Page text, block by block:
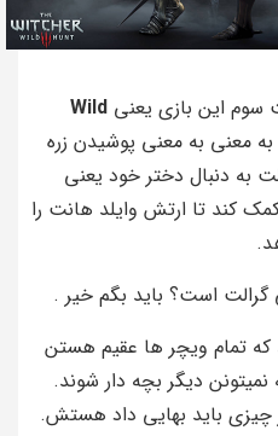
این بازی یعنی Wild
معنی به معنی پوشیدن زره
به دنبال دختر خود یعنی
کند تا ارتش وایلد هانت را
است؟ باید بگم خیر .
که تمام ویچر ها عقیم هستن
دیگر بچه دار شوند.
چیزی باید بهایی داد هستش.